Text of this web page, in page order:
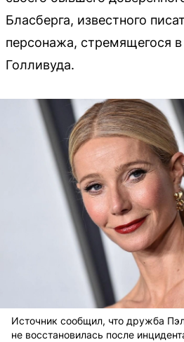
Бласберга, известного
персонажа, стремящегося
Голливуда.
Источник сообщил, что дружба
не восстановилась после